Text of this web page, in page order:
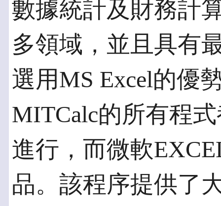
數據統計及財務計
多領域，並且具有
選用MS Excel的優
MITCalc的所有程
進行，而微軟
品。該程序提供了